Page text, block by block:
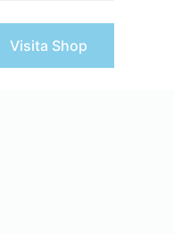
Visita Shop